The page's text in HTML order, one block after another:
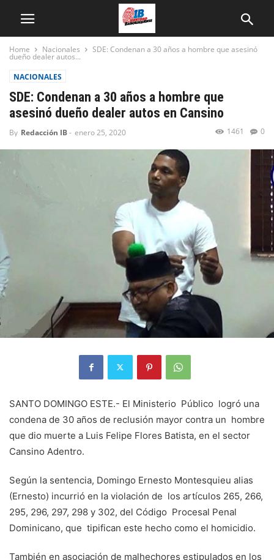
Home Nacionales SDE: Condenan a 30 años a hombre que asesinó
dueño dealer autos...
NACIONALES
SDE: Condenan a 30 años a hombre que
asesinó dueño dealer autos en Cansino
By Redacción IB- enero 25, 2020 0
1461
SANTO DOMINGO ESTE.- El Ministerio Público logró una
condena de 30 años de reclusión mayor contra un hombre
que dio muerte a Luis Felipe Flores Batista, en el sector
Cansino Adentro.
Según la sentencia, Domingo Ernesto Montesquieu alias
(Ernesto) incurrió en la violación de los artículos 265, 266,
295, 296, 297, 298 y 302, del Código Procesal Penal
Dominicano, que tipifican este hecho como el homicidio.
También en asociación de malhechores estipulados en los